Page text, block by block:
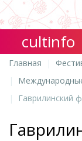
cultinfo
Главная
Гаврилинский